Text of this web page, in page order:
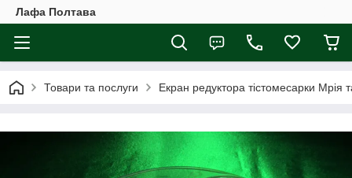
Лафа Полтава
Товари та послуги Екран редуктора тістомесарки